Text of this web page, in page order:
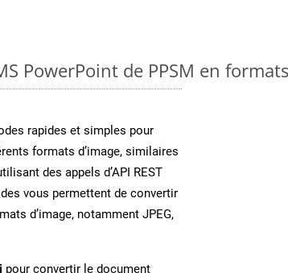
PowerPoint de PPSM en
rapides et simples pour
formats d’image, similaires
des appels d’API REST
vous permettent de convertir
d’image, notamment JPEG,
pour convertir le document